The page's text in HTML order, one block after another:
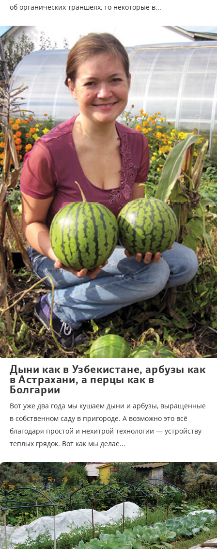
об органических траншеях, то некоторые в...
Дыни как в Узбекистане, арбузы как
в Астрахани, а перцы как в
Болгарии
Вот уже два года мы кушаем дыни и арбузы, выращенные
в собственном саду в пригороде. А возможно это всё
благодаря простой и нехитрой технологии — устройству
теплых грядок. Вот как мы делае...